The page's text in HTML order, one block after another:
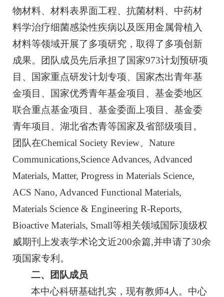
物材料、材料表界面工程、抗菌材料、中药材
料学治疗细菌感染性疾病以及医用金属骨植入
材料等领域开展了多项研究，取得了多项创新
成果。团队成员先后承担了国家973计划预研项
目、国家重点研发计划专项、国家杰出青年基
金项目、国家优秀青年基金项目、基金委地区
联合重点基金项目、基金委面上项目、基金委
青年项目、湖北省杰青等国家及省部级项目。
团队在Chemical Society Review、 Nature
Communications,Science Advances, Advanced
Materials, Matter, Progress in Materials Science,
ACS Nano, Advanced Functional Materials,
Materials Science & Engineering R-Reports,
Bioactive Materials, Small等相关领域国际顶级权
威期刊上发表学术论文近200余篇,并申请了30余
项国家专利。
二、团队成员
本中心科研基础扎实，现有教师4人。中心